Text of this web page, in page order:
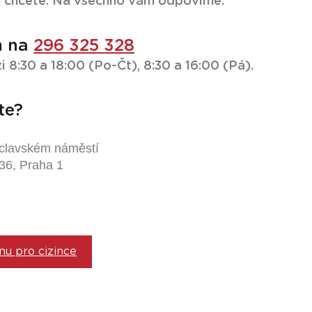
na 296 325 328
8:30 a 18:00 (Po-Čt), 8:30 a 16:00 (Pá).
náměstí
Praha 1
pro cizince